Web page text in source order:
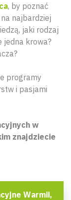
, by poznać
najbardziej
jaki rodzaj
jedna krowa?
programy
i pasjami
w
znajdziecie
Warmii,